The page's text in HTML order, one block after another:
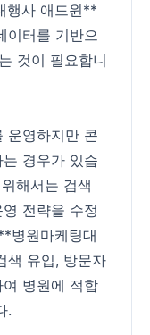
행사 애드윈**
이터를 기반으
것이 필요합니
운영하지만 콘
경우가 있습
해서는 검색
전략을 수정
병원마케팅대
색 유입, 방문자
병원에 적합
.